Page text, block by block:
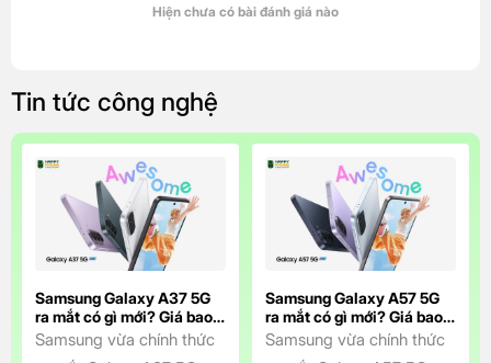
Hiện chưa có bài đánh giá nào
Tin tức công nghệ
Samsung Galaxy A37 5G
ra mắt có gì mới? Giá bao
nhiêu?
Samsung vừa chính thức
Samsung Galaxy A57 5G
ra mắt có gì mới? Giá bao
nhiêu?
Samsung vừa chính thức